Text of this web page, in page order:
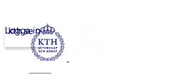
kth.se
Logga in